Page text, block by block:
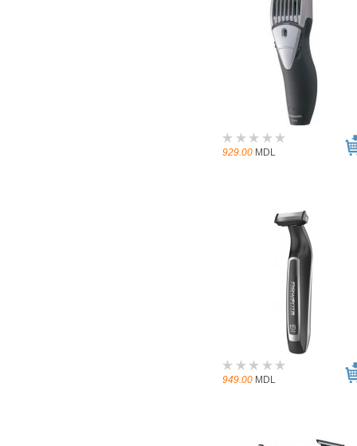
929.00 MDL
949.00 MDL